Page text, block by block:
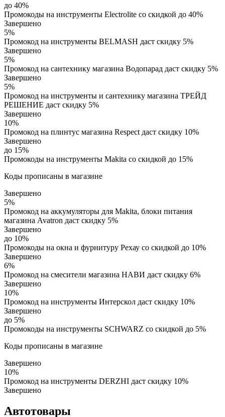
до 40%
Промокоды на инструменты Electrolite со скидкой до 40%
Завершено
5%
Промокод на инструменты BELMASH даст скидку 5%
Завершено
5%
Промокод на сантехнику магазина Водопарад даст скидку 5%
Завершено
5%
Промокод на инструменты и сантехнику магазина ТРЕЙД
РЕШЕНИЕ даст скидку 5%
Завершено
10%
Промокод на плинтус магазина Respect даст скидку 10%
Завершено
до 15%
Промокоды на инструменты Makita со скидкой до 15%
Коды прописаны в магазине
Завершено
5%
Промокод на аккумуляторы для Makita, блоки питания
магазина Avatron даст скидку 5%
Завершено
до 10%
Промокоды на окна и фурнитуру Рехау со скидкой до 10%
Завершено
6%
Промокод на смесители магазина НАВИ даст скидку 6%
Завершено
10%
Промокод на инструменты Интерскол даст скидку 10%
Завершено
до 5%
Промокоды на инструменты SCHWARZ со скидкой до 5%
Коды прописаны в магазине
Завершено
10%
Промокод на инструменты DERZHI даст скидку 10%
Завершено
Автотовары